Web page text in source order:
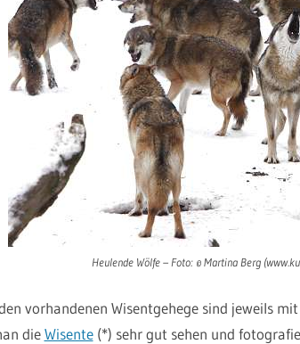
Heulende Wölfe – Foto: © Martina Berg
vorhandenen Wisentgehege sind jeweils
dieWisente(*) sehr gut sehen und